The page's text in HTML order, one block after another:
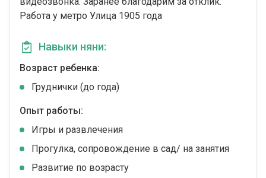
Работа у метро Улица 1905 года
Навыки няни:
Возраст ребенка:
Груднички (до года)
Опыт работы:
Игры и развлечения
Прогулка, сопровождение в сад/ на занятия
Развитие по возрасту